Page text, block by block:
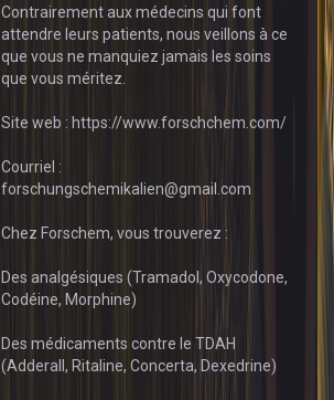
Contrairement aux médecins qui font
attendre leurs patients, nous veillons à ce
que vous ne manquiez jamais les soins
que vous méritez.
Site web : https://www.forschchem.com/
Courriel :
forschungschemikalien@gmail.com
Chez Forschem, vous trouverez :
Des analgésiques (Tramadol, Oxycodone,
Codéine, Morphine)
Des médicaments contre le TDAH
(Adderall, Ritaline, Concerta, Dexedrine)